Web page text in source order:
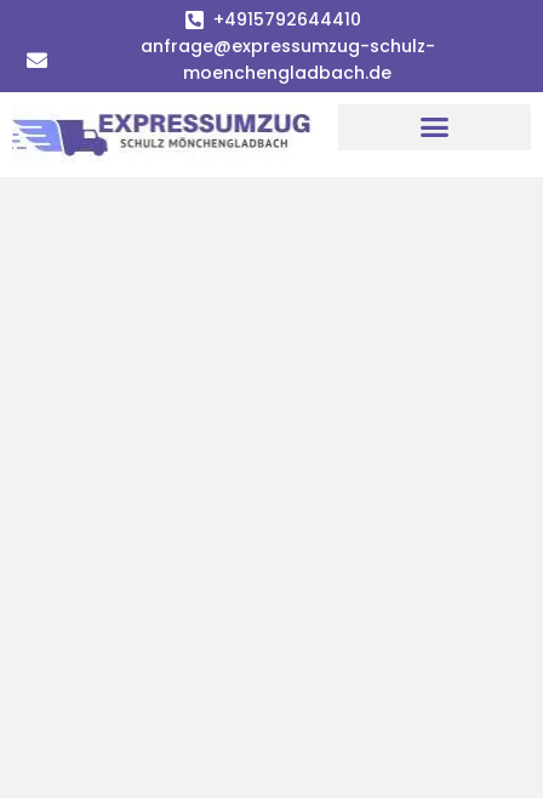
+4915792644410
anfrage@expressumzug-schulz-
moenchengladbach.de